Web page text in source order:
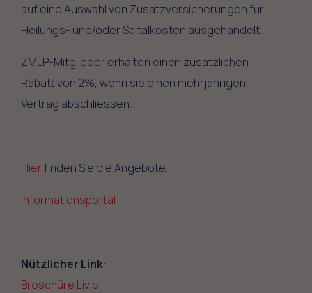
auf eine Auswahl von Zusatzversicherungen für
Heilungs- und/oder Spitalkosten ausgehandelt.
ZMLP-Mitglieder erhalten einen zusätzlichen
Rabatt von 2%, wenn sie einen mehrjährigen
Vertrag abschliessen.
Hierfinden Sie die Angebote.
Informationsportal
Nützlicher Link:
Broschüre Livio